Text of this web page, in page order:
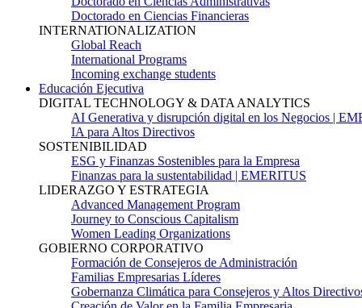
Doctorado en Ciencias Financieras
INTERNATIONALIZATION
Global Reach
International Programs
Incoming exchange students
Educación Ejecutiva
DIGITAL TECHNOLOGY & DATA ANALYTICS
AI Generativa y disrupción digital en los Negocios |
IA para Altos Directivos
SOSTENIBILIDAD
ESG y Finanzas Sostenibles para la Empresa
Finanzas para la sustentabilidad | EMERITUS
LIDERAZGO Y ESTRATEGIA
Advanced Management Program
Journey to Conscious Capitalism
Women Leading Organizations
GOBIERNO CORPORATIVO
Formación de Consejeros de Administración
Familias Empresarias Líderes
Gobernanza Climática para Consejeros y Altos